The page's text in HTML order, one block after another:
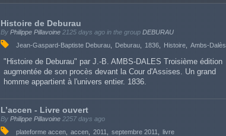
Histoire de Deburau
By Philippe Pillavoine 2125 days ago in the group DEBURAU
Jean-Gaspard-Baptiste Deburau
Deburau 1836 Histoire Ambs-Dalès
"Histoire de Deburau" par J.-B. AMBS-DALES Troisième édition
augmentée de son procès devant la Cour d'Assises. Un grand
homme appartient à l'univers entier. 1836.
L’accen - Livre ouvert
By Philippe Pillavoine 2257 days ago
plateforme accen
accen 2011 septembre 2011
livre